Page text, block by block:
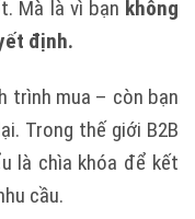
Mà là vì bạn không
định.
trình mua – còn bạn
Trong thế giới B2B
là chìa khóa để kết
cầu.